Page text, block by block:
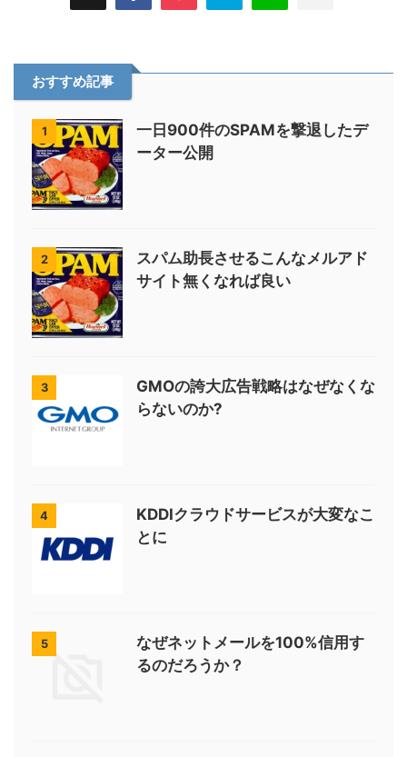
おすすめ記事
1
一日900件のSPAMを撃退したデ
ーター公開
2
スパム助長させるこんなメルアド
サイト無くなれば良い
3
GMOの誇大広告戦略はなぜなくな
らないのか?
4
KDDIクラウドサービスが大変なこ
とに
5
なぜネットメールを100%信用す
るのだろうか？